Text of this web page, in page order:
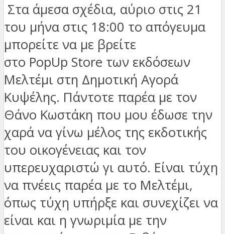
Στα άμεσα σχέδια, αύριο στις 21
του μήνα στις 18:00 το απόγευμα
μπορείτε να με βρείτε
στο PopUp Store των εκδόσεων
Μελτέμι στη Δημοτική Αγορά
Κυψέλης. Πάντοτε παρέα με τον
Θάνο Κωστάκη που μου έδωσε την
χαρά να γίνω μέλος της εκδοτικής
του οικογένειας και τον
υπερευχαριστώ γι αυτό. Είναι τύχη
να πνέεις παρέα με το Μελτέμι,
όπως τύχη υπήρξε και συνεχίζει να
είναι και η γνωριμία με την